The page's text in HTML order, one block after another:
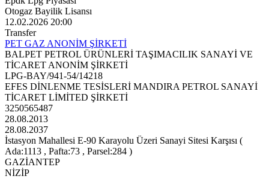
Otogaz Bayilik Lisansı
12.02.2026 20:00
Transfer
PET GAZ ANONİM ŞİRKETİ
BALPET PETROL ÜRÜNLERİ TAŞIMACILIK SANAYİ VE
TİCARET ANONİM ŞİRKETİ
LPG-BAY/941-54/14218
EFES DİNLENME TESİSLERİ MANDIRA PETROL SANAYİ
TİCARET LİMİTED ŞİRKETİ
3250565487
28.08.2013
28.08.2037
İstasyon Mahallesi E-90 Karayolu Üzeri Sanayi Sitesi Karşısı (
Ada:1113 , Pafta:73 , Parsel:284 )
GAZİANTEP
NİZİP